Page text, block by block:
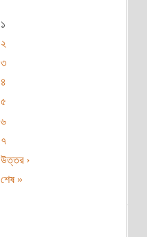
১
২
৩
৪
৫
৬
৭
উত্তর ›
শেষ »